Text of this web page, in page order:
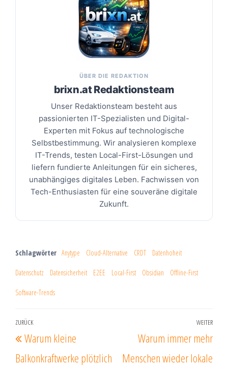
ÜBER DIE REDAKTION
brixn.at Redaktionsteam
Unser Redaktionsteam besteht aus
passionierten IT-Spezialisten und Digital-
Experten mit Fokus auf technologische
Selbstbestimmung. Wir analysieren komplexe
IT-Trends, testen Local-First-Lösungen und
liefern fundierte Anleitungen für ein sicheres,
unabhängiges digitales Leben. Fachwissen von
Tech-Enthusiasten für eine souveräne digitale
Zukunft.
Schlagwörter Anytype Cloud-Alternative CRDT Datenhoheit
Datenschutz Datensicherheit E2EE Local-First Obsidian Offline-First
Software-Trends
Beitragsnavigation
Vorheriger
Beitrag
ZURÜCK
Warum kleine
Balkonkraftwerke plötzlich
WEITER
Warum immer mehr
Menschen wieder lokale